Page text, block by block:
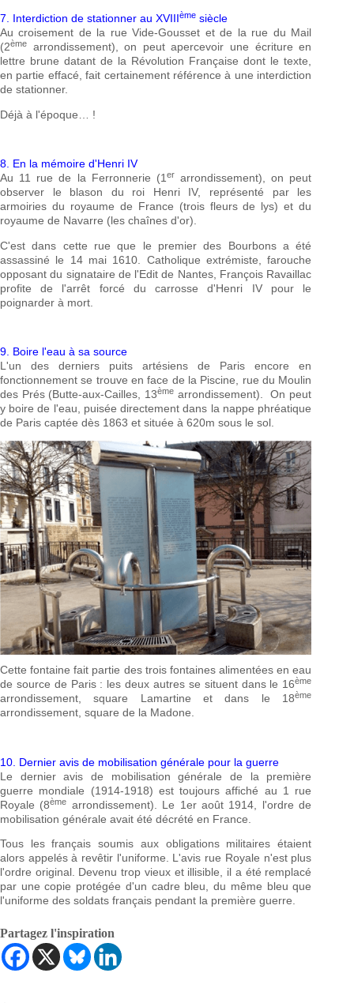
7. Interdiction de stationner au XVIIIème siècle
Au croisement de la rue Vide-Gousset et de la rue du Mail
(2ème
arrondissement), on peut apercevoir une écriture en
lettre brune datant de la Révolution Française dont le texte,
en partie effacé, fait certainement référence à une interdiction
de stationner.
Déjà à l'époque… !
8. En la mémoire d'Henri IV
Au 11 rue de la Ferronnerie (1erarrondissement), on peut
observer le blason du roi Henri IV, représenté par les
armoiries du royaume de France (trois fleurs de lys) et du
royaume de Navarre (les chaînes d'or).
C'est dans cette rue que le premier des Bourbons a été
assassiné le 14 mai 1610. Catholique extrémiste, farouche
opposant du signataire de l'Edit de Nantes, François Ravaillac
profite de l'arrêt forcé du carrosse d'Henri IV pour le
poignarder à mort.
9. Boire l'eau à sa source
L'un des derniers puits artésiens de Paris encore en
fonctionnement se trouve en face de la Piscine, rue du Moulin
des Prés (Butte-aux-Cailles, 13ème arrondissement). On peut
y boire de l'eau, puisée directement dans la nappe phréatique
de Paris captée dès 1863 et située à 620m sous le sol.
Cette fontaine fait partie des trois fontaines alimentées en eau
de source de Paris : les deux autres se situent dans le 16ème
arrondissement, square Lamartine et dans le 18ème
arrondissement, square de la Madone.
10. Dernier avis de mobilisation générale pour la guerre
Le dernier avis de mobilisation générale de la première
guerre mondiale (1914-1918) est toujours affiché au 1 rue
Royale (8ème arrondissement). Le 1er août 1914, l'ordre de
mobilisation générale avait été décrété en France.
Tous les français soumis aux obligations militaires étaient
alors appelés à revêtir l'uniforme. L'avis rue Royale n'est plus
l'ordre original. Devenu trop vieux et illisible, il a été remplacé
par une copie protégée d'un cadre bleu, du même bleu que
l'uniforme des soldats français pendant la première guerre.
Partagez l'inspiration